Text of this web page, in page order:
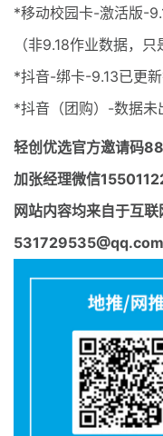
*移动校园卡-激活版-
（非9.18作业数据，
*抖音-绑卡-9.13已更
*抖音（团购）-数据未
轻创优选官方邀请码
加张经理微信
网站内容均来自于互
531729535@qq.com